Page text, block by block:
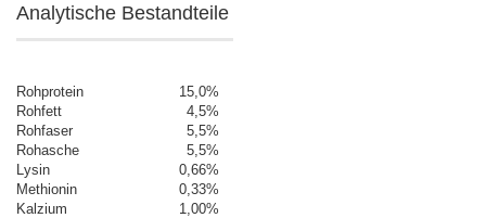
Analytische Bestandteile
Rohprotein 15,0%
Rohfett
4,5%
Rohfaser
5,5%
Rohasche
5,5%
Lysin
0,66%
Methionin
0,33%
Kalzium
1,00%